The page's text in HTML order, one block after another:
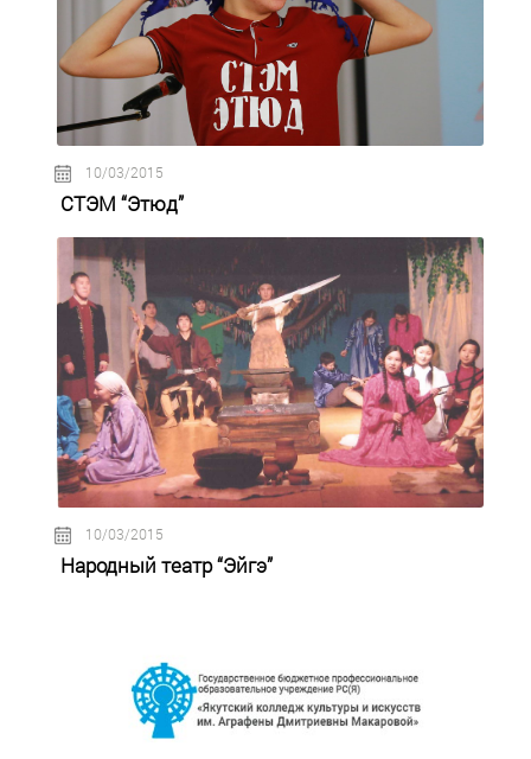
10/03/2015
СТЭМ “Этюд”
10/03/2015
Народный театр “Эйгэ”